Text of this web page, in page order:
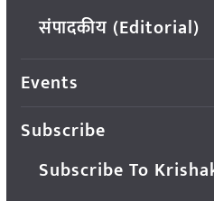
संपादकीय (Editorial)
Events
Subscribe
Subscribe To